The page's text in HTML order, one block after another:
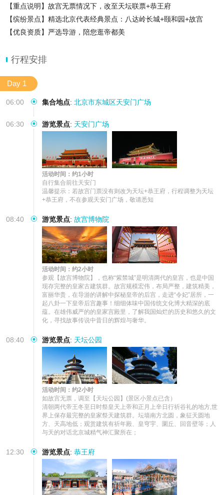
【重点说明】故宫无票情况下，改至天坛联票+恭王府
【缤纷景点】精选北京代表经典景点：八达岭长城+颐和园+故宫
【优良资质】严选导游，陪您逛帝都美
行程安排
Day 1
06:00 集合地点: 北京市东城区天安门广场
06:30 游览景点: 天安门广场
活动时间：约1小时
自行集合前往天安门
温馨提示：若故宫门票没有则改为天坛+恭王府，行程调整为天坛
+恭王府，不在参观天安门广场，敬请悉知
08:40 游览景点: 故宫博物院
活动时间：约2小时
参观【故宫博物院】，也称“紫禁城”是明清两代的皇宫，也是中国
现存完整的皇家古建筑群。故宫规模宏伟，布局严整，建筑精美，
富丽华贵，在导游的讲解中探秘皇帝的后宫，走进“令妃”居所，一
起八卦一下皇帝后宫趣事！细细体味中国传统文化博大精深的底
蕴。在雄伟威严的的皇家宫殿里，了解我国灿烂的历史和悠久的文
化，寻找故事传说中昔日的辉煌与奢华。
08:40 游览景点: 天坛公园
活动时间：约2小时
如故宫无票，调至【天坛公园】(景区小景点已含）
清朝两代帝王冬至日时祭皇天上帝和正月上辛日行祈谷礼的地方,世
界上保存最完整的皇家祭天建筑群。坛墙南方北圆，象征天圆地
方、天高地低；观赏建筑有祈年殿、皇穹宇、圜丘、回音壁等；人
与天的对话北京城精气神汇聚所在；
12:30 游览景点: 恭王府